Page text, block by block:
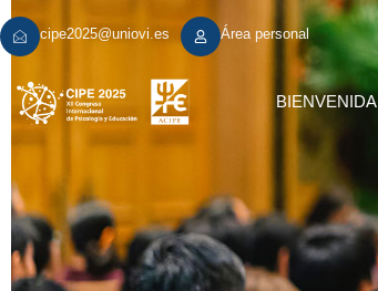
cipe2025@uniovi.es Área personal
BIENVENIDA